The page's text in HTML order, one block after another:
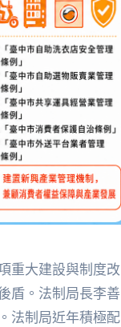
重大建設與制度改
盾。法制局長李善
法制局近年積極配